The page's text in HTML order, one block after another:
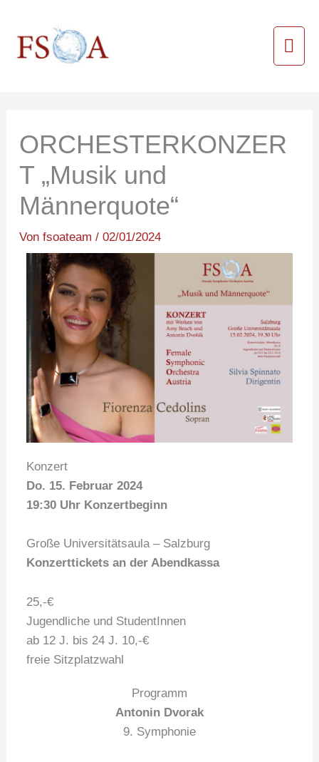
springen
ORCHESTERKONZER
T „Musik und
Männerquote“
Von fsoateam / 02/01/2024
Konzert
Do. 15. Februar 2024
19:30 Uhr Konzertbeginn
Große Universitätsaula – Salzburg
Konzerttickets an der Abendkassa
25,-€
Jugendliche und StudentInnen
ab 12 J. bis 24 J. 10,-€
freie Sitzplatzwahl
Programm
Antonin Dvorak
9. Symphonie